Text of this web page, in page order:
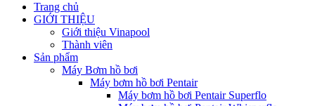
Trang chủ
GIỚI THIỆU
Giới thiệu Vinapool
Thành viên
Sản phẩm
Máy Bơm hồ bơi
Máy bơm hồ bơi Pentair
Máy bơm hồ bơi Pentair Superflo